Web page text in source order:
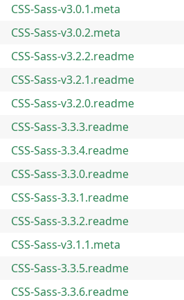
CSS-Sass-v3.0.1.meta
CSS-Sass-v3.0.2.meta
CSS-Sass-v3.2.2.readme
CSS-Sass-v3.2.1.readme
CSS-Sass-v3.2.0.readme
CSS-Sass-3.3.3.readme
CSS-Sass-3.3.4.readme
CSS-Sass-3.3.0.readme
CSS-Sass-3.3.1.readme
CSS-Sass-3.3.2.readme
CSS-Sass-v3.1.1.meta
CSS-Sass-3.3.5.readme
CSS-Sass-3.3.6.readme